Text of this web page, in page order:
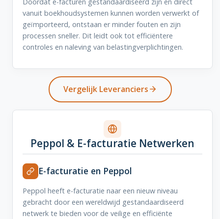
vanuit boekhoudsystemen kunnen worden verwerkt of
geïmporteerd, ontstaan er minder fouten en zijn
processen sneller. Dit leidt ook tot efficiëntere
controles en naleving van belastingverplichtingen.
Vergelijk Leveranciers
Peppol & E-facturatie Netwerken
E-facturatie en Peppol
Peppol heeft e-facturatie naar een nieuw niveau
gebracht door een wereldwijd gestandaardiseerd
netwerk te bieden voor de veilige en efficiënte